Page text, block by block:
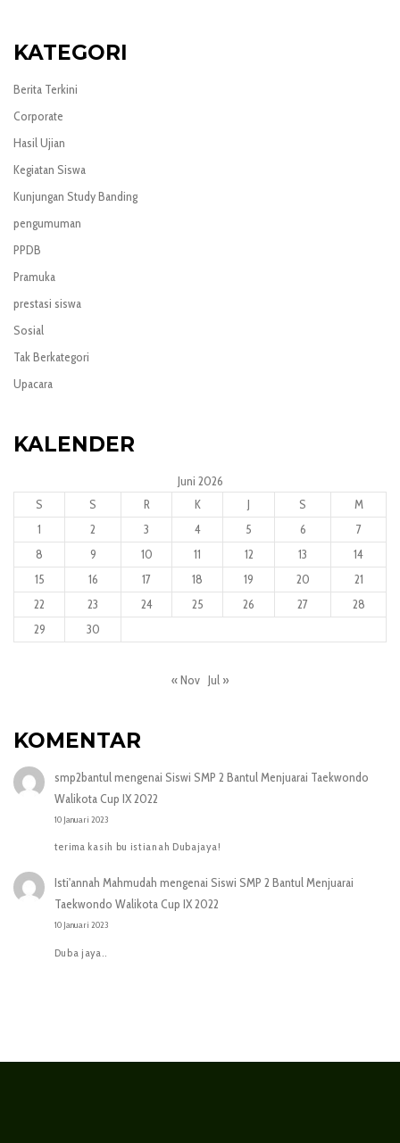
KATEGORI
Berita Terkini
Corporate
Hasil Ujian
Kegiatan Siswa
Kunjungan Study Banding
pengumuman
PPDB
Pramuka
prestasi siswa
Sosial
Tak Berkategori
Upacara
KALENDER
Juni 2026
S
S R K J S
M
1
2 3 4 5 6
7
8
9 10 11 12 13
14
15
16 17 18 19 20
21
22
23 24 25 26 27
28
29
30
« Nov Jul »
KOMENTAR
smp2bantulmengenai Siswi SMP 2 Bantul Menjuarai Taekwondo
Walikota Cup IX 2022
10 Januari 2023
terima kasih bu istianah Dubajaya!
Isti'annah Mahmudah mengenai Siswi SMP 2 Bantul Menjuarai
Taekwondo Walikota Cup IX 2022
10 Januari 2023
Duba jaya..